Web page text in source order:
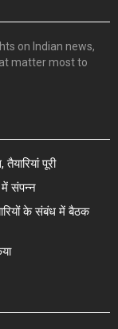
on Indian news,
matter most to
पूरी
में संपन्न
के संबंध में बैठक